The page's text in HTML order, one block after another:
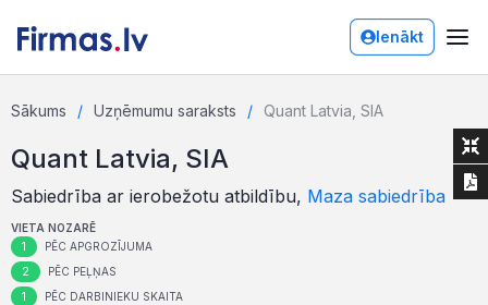
Ienākt
Sākums Uzņēmumu saraksts Quant Latvia, SIA
Quant Latvia, SIA
Sabiedrība ar ierobežotu atbildību, Maza sabiedrība
VIETA NOZARĒ
1 PĒC APGROZĪJUMA
2 PĒC PEĻŅAS
1 PĒC DARBINIEKU SKAITA